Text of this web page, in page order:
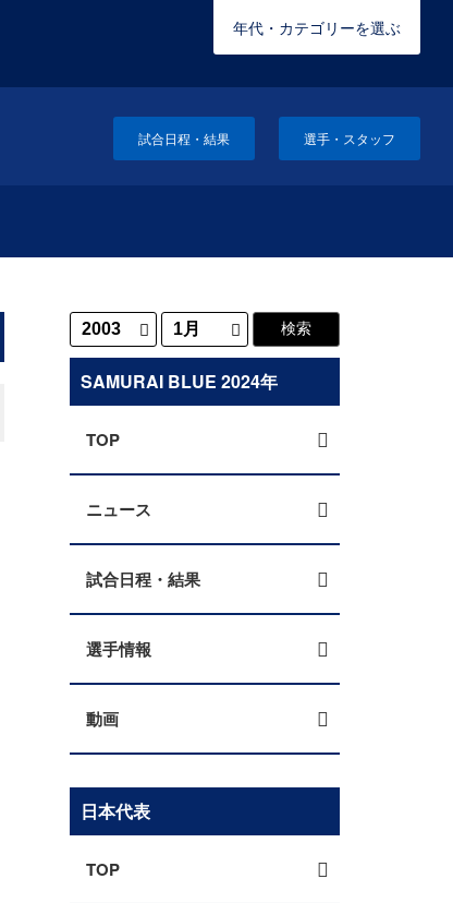
年代・カテゴリーを選ぶ
試合日程・結果 選手・スタッフ
SAMURAI BLUE 2024年
TOP
ニュース
試合日程・結果
選手情報
動画
日本代表
TOP